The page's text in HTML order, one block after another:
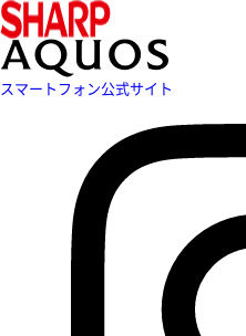
スマートフォン公式サイト